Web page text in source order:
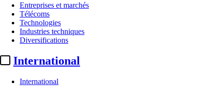
Entreprises et marchés
Télécoms
Technologies
Industries techniques
Diversifications
International
International